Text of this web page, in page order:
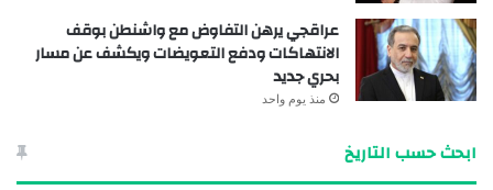
عراقجي يرهن التفاوض مع واشنطن بوقف
الانتهاكات ودفع التعويضات ويكشف عن مسار
بحري جديد
منذ يوم واحد
ابحث حسب التاريخ